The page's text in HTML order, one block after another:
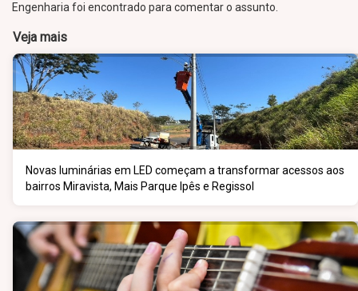
Engenharia foi encontrado para comentar o assunto.
Veja mais
Novas luminárias em LED começam a transformar acessos aos
bairros Miravista, Mais Parque Ipês e Regissol